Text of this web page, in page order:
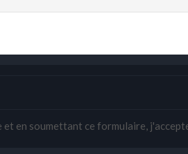
et en soumettant ce formulaire,